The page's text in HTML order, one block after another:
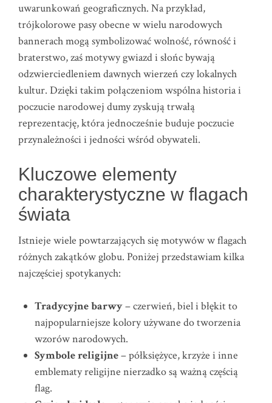
uwarunkowań geograficznych. Na przykład,
trójkolorowe pasy obecne w wielu narodowych
bannerach mogą symbolizować wolność, równość i
braterstwo, zaś motywy gwiazd i słońc bywają
odzwierciedleniem dawnych wierzeń czy lokalnych
kultur. Dzięki takim połączeniom wspólna historia i
poczucie narodowej dumy zyskują trwałą
reprezentację, która jednocześnie buduje poczucie
przynależności i jedności wśród obywateli.
Kluczowe elementy
charakterystyczne w flagach
świata
Istnieje wiele powtarzających się motywów w flagach
różnych zakątków globu. Poniżej przedstawiam kilka
najczęściej spotykanych:
Tradycyjne barwy– czerwień, biel i błękit to
najpopularniejsze kolory używane do tworzenia
wzorów narodowych.
Symbole religijne– półksiężyce, krzyże i inne
emblematy religijne nierzadko są ważną częścią
flag.